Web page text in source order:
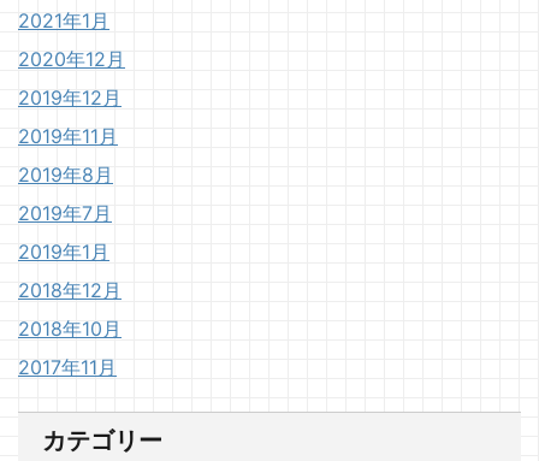
2021年1月
2020年12月
2019年12月
2019年11月
2019年8月
2019年7月
2019年1月
2018年12月
2018年10月
2017年11月
カテゴリー